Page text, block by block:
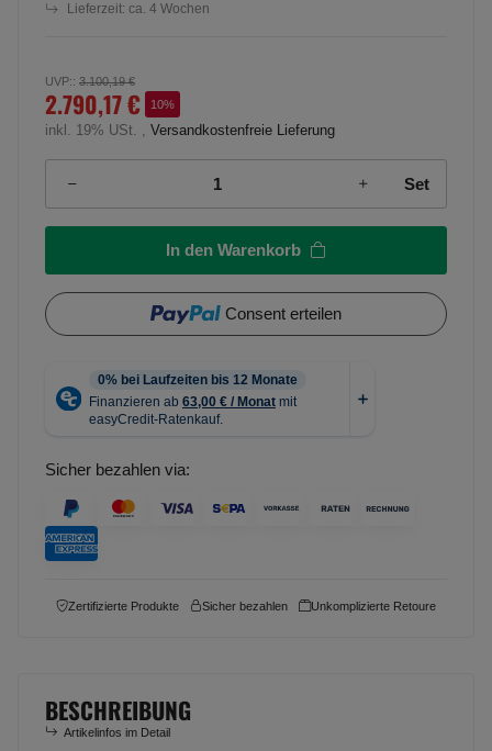
Lieferzeit: ca. 4 Wochen
UVP:: 3.100,19 €
2.790,17 € 10%
inkl. 19% USt. , Versandkostenfreie Lieferung
Set
In den Warenkorb
Consent erteilen
Sicher bezahlen via:
Zertifizierte Produkte Sicher bezahlen Unkomplizierte Retoure
BESCHREIBUNG
Artikelinfos im Detail